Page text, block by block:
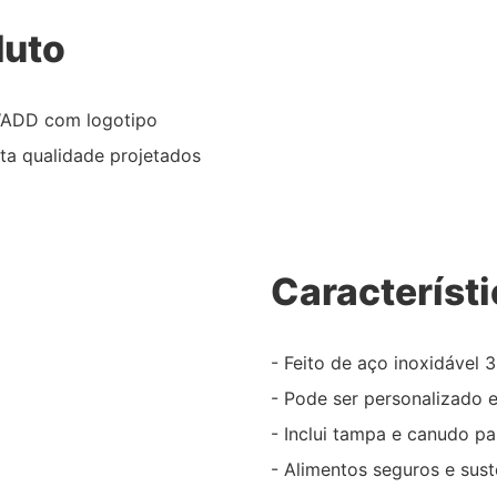
com logotipo
qualidade projetados
- Feito de aço inoxidável
- Pode ser personalizado
- Inclui tampa e canudo
- Alimentos seguros e